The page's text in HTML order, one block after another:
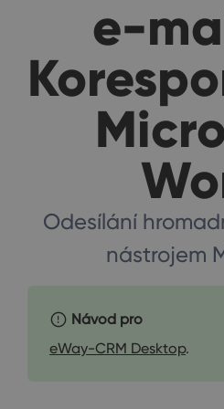
e-
Odesílání
nástrojem
Návod pro
eWay-CRM Desktop.